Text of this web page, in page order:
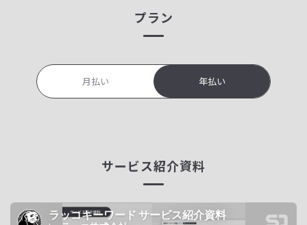
プラン
月払い 年払い
サービス紹介資料